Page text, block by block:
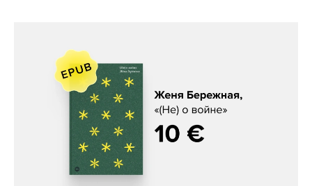
Женя Бережная, «(Не) о войне»